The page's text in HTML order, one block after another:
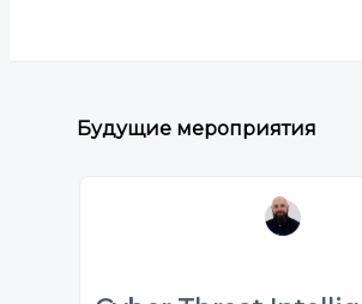
Будущие мероприятия